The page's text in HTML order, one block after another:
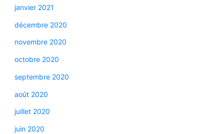
janvier 2021
décembre 2020
novembre 2020
octobre 2020
septembre 2020
août 2020
juillet 2020
juin 2020